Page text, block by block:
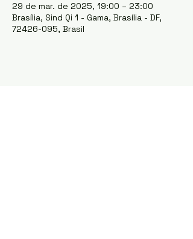
29 de mar. de 2025, 19:00 – 23:00
Brasília, Sind Qi 1 - Gama, Brasília - DF,
72426-095, Brasil